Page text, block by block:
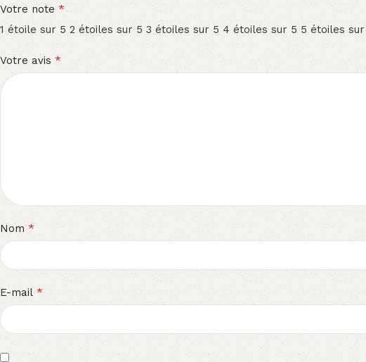
Votre note *
1 étoile sur 5 2 étoiles sur 5 3 étoiles sur 5 4 étoiles sur 5 5 étoiles
Votre avis *
Nom*
E-mail *